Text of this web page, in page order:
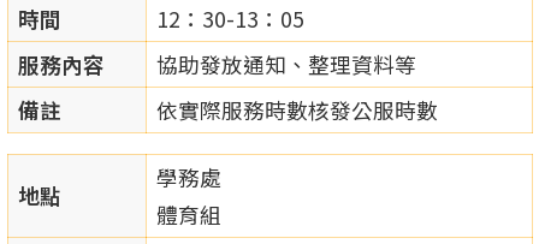
時間
12：30-13：05
服務內容
協助發放通知、整理資料等
備註
依實際服務時數核發公服時數
地點
學務處
體育組